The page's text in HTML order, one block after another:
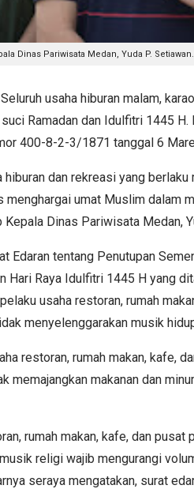
Dinas Pariwisata Medan, Yuda P.
usaha hiburan malam,
Ramadan dan Idulfitri 1445
400-8-2-3/1871 tanggal 6
hiburan dan rekreasi yang
umat Muslim dalam
Kepala Dinas Pariwisata Medan,
Edaran tentang Penutupan
Hari Raya Idulfitri 1445 H yang
usaha restoran, rumah
menyelenggarakan musik
restoran, rumah makan, kafe,
memajangkan makanan dan
rumah makan, kafe, dan pusat
religi wajib mengurangi
seraya mengatakan, surat